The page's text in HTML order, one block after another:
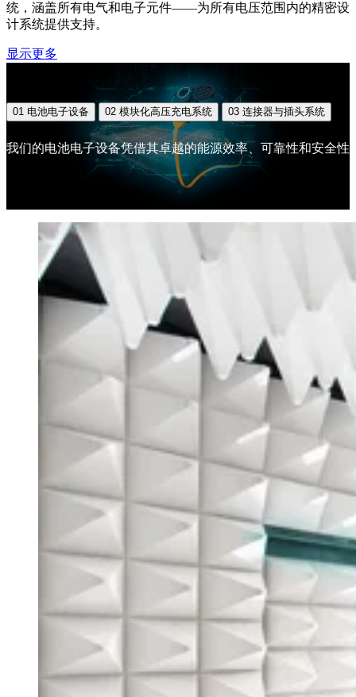
统，涵盖所有电气和电子元件——为所有电压范围内的精密设
计系统提供支持。
显示更多
01 电池电子设备 02 模块化高压充电系统 03 连接器与插头系统
我们的电池电子设备凭借其卓越的能源效率、可靠性和安全